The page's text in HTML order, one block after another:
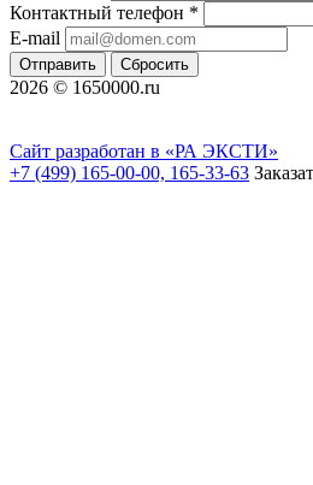
Контактный телефон *
E-mail
Отправить Сбросить
2026 © 1650000.ru
Сайт разработан в «РА ЭКСТИ»
+7 (499) 165-00-00, 165-33-63